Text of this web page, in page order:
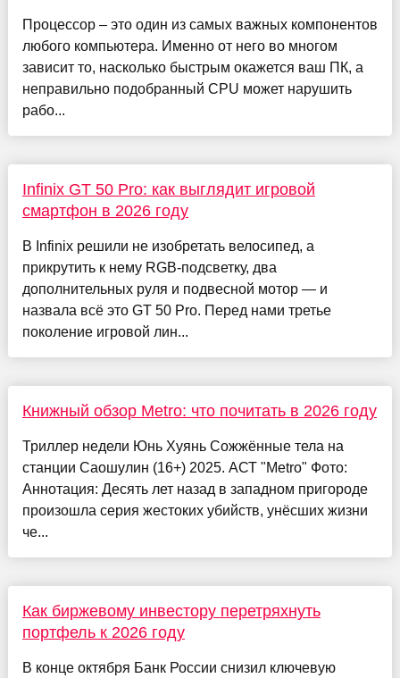
Процессор – это один из самых важных компонентов
любого компьютера. Именно от него во многом
зависит то, насколько быстрым окажется ваш ПК, а
неправильно подобранный CPU может нарушить
рабо...
Infinix GT 50 Pro: как выглядит игровой
смартфон в 2026 году
В Infinix решили не изобретать велосипед, а
прикрутить к нему RGB-подсветку, два
дополнительных руля и подвесной мотор — и
назвала всё это GT 50 Pro. Перед нами третье
поколение игровой лин...
Книжный обзор Metro: что почитать в 2026 году
Триллер недели Юнь Хуянь Сожжённые тела на
станции Саошулин (16+) 2025. АСТ "Metro" Фото:
Аннотация: Десять лет назад в западном пригороде
произошла серия жестоких убийств, унёсших жизни
че...
Как биржевому инвестору перетряхнуть
портфель к 2026 году
В конце октября Банк России снизил ключевую